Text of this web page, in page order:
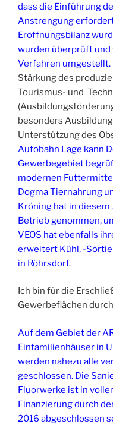
dass die Einführung
Anstrengung
Eröffnungsbilanz
wurden überprüft
Verfahren umgestellt.
Stärkung des
Tourismus- und
besonders
Unterstützung des
Autobahn Lage kann
Gewerbegebiet
modernen
Dogma Tiernahrung
Kröning hat in diesem
Betrieb genommen,
VEOS hat ebenfalls
erweitert Kühl, -
in Röhrsdorf.
Ich bin für die
Gewerbeflächen
Auf dem Gebiet der
Einfamilienhäuser in
werden nahezu alle
geschlossen. Die
Fluorwerke ist in
Finanzierung durch
2016 abgeschlossen